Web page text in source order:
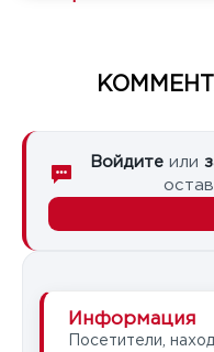
Войдите или
Информация
Посетители,